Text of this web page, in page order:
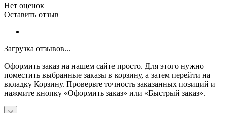
Нет оценок
Оставить отзыв
Загрузка отзывов...
Оформить заказ на нашем сайте просто. Для этого нужно
поместить выбранные заказы в корзину, а затем перейти на
вкладку Корзину. Проверьте точность заказанных позиций и
нажмите кнопку «Оформить заказ» или «Быстрый заказ».